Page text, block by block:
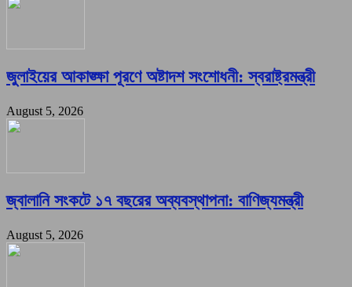
জুলাইয়ের আকাঙ্ক্ষা পূরণে অষ্টাদশ সংশোধনী: স্বরাষ্ট্রমন্ত্রী
August 5, 2026
জ্বালানি সংকটে ১৭ বছরের অব্যবস্থাপনা: বাণিজ্যমন্ত্রী
August 5, 2026